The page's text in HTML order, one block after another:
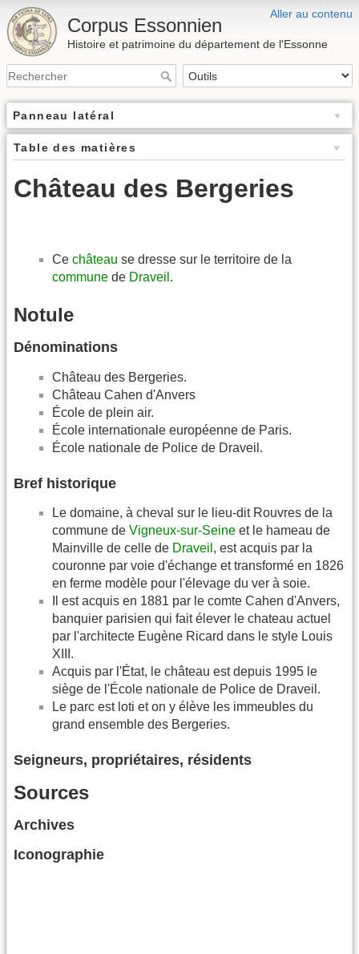
Aller au contenu
Corpus Essonnien
Histoire et patrimoine du département de l'Essonne
Panneau latéral
Table des matières
Château des Bergeries
Ce château se dresse sur le territoire de la
commune de Draveil .
Notule
Dénominations
Château des Bergeries.
Château Cahen d'Anvers
École de plein air.
École internationale européenne de Paris.
École nationale de Police de Draveil.
Bref historique
Le domaine, à cheval sur le lieu-dit Rouvres de la
commune de Vigneux-sur-Seine et le hameau de
Mainville de celle de Draveil , est acquis par la
couronne par voie d'échange et transformé en 1826
en ferme modèle pour l'élevage du ver à soie.
Il est acquis en 1881 par le comte Cahen d'Anvers,
banquier parisien qui fait élever le chateau actuel
par l'architecte Eugène Ricard dans le style Louis
XIII.
Acquis par l'État, le château est depuis 1995 le
siège de l'École nationale de Police de Draveil.
Le parc est loti et on y élève les immeubles du
grand ensemble des Bergeries.
Seigneurs, propriétaires, résidents
Sources
Archives
Iconographie